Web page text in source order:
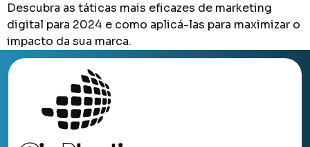
Descubra as táticas mais eficazes de marketing
digital para 2024 e como aplicá-las para maximizar o
impacto da sua marca.